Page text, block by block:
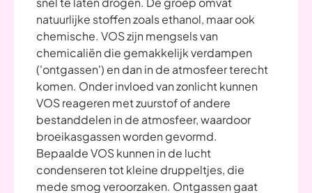
natuurlijke stoffen zoals ethanol, maar ook
chemische. VOS zijn mengsels van
chemicaliën die gemakkelijk verdampen
('ontgassen') en dan in de atmosfeer terecht
komen. Onder invloed van zonlicht kunnen
VOS reageren met zuurstof of andere
bestanddelen in de atmosfeer, waardoor
broeikasgassen worden gevormd.
Bepaalde VOS kunnen in de lucht
condenseren tot kleine druppeltjes, die
mede smog veroorzaken. Ontgassen gaat